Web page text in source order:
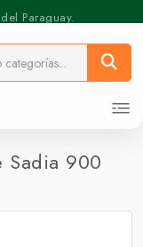
Paraguay.
30 min.
Sadia 900